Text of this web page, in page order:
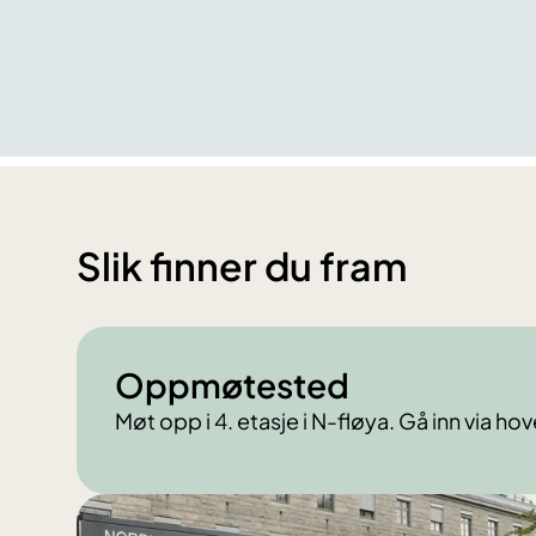
Slik finner du fram
Oppmøtested
Møt opp i 4. etasje i N-fløya. Gå inn via